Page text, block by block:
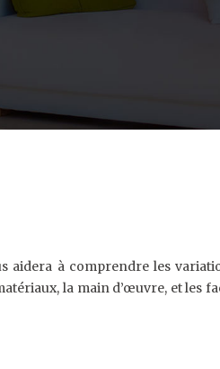
aidera à comprendre les
la main d’œuvre, et les